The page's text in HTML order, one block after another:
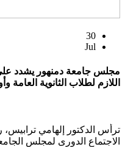
30
Jul
مجلس جامعة دمنهور يشدد
اللازم لطلاب الثانوية العامة
ترأس الدكتور إلهامي
الاجتماع الدورى لمجلس